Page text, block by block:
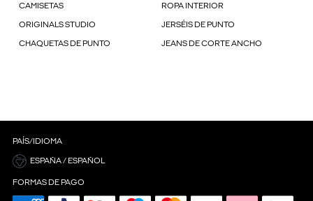
CAMISETAS ROPA INTERIOR
ORIGINALS STUDIO JERSÉIS DE PUNTO
CHAQUETAS DE PUNTO JEANS DE CORTE ANCHO
PAÍS/IDIOMA
ESPAÑA / ESPAÑOL
FORMAS DE PAGO